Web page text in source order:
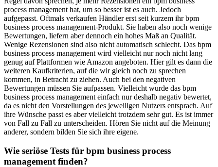
process management hat, um so besser ist es auch. Jedoch
aufgepasst. Oftmals verkaufen Händler erst seit kurzem ihr bpm
business process management-Produkt. Sie haben also noch wenige
Bewertungen, liefern aber dennoch ein hohes Maß an Qualität.
Wenige Rezensionen sind also nicht automatisch schlecht. Das bpm
business process management wird vielleicht nur noch nicht lang
genug auf Plattformen wie Amazon angeboten. Hier gilt es dann die
weiteren Kaufkriterien, auf die wir gleich noch zu sprechen
kommen, in Betracht zu ziehen. Auch bei den negativen
Bewertungen müssen Sie aufpassen. Vielleicht wurde das bpm
business process management einfach nur deshalb negativ bewertet,
da es nicht den Vorstellungen des jeweiligen Nutzers entsprach. Auf
ihre Wünsche passt es aber vielleicht trotzdem sehr gut. Es ist immer
von Fall zu Fall zu unterscheiden. Hören Sie nicht auf die Meinung
anderer, sondern bilden Sie sich ihre eigene.
Wie seriöse Tests für bpm business process
management finden?